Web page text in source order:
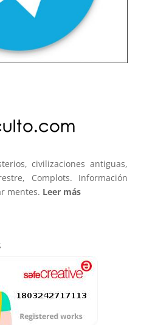
civilizaciones antiguas,
Complots. Información
mentes. Leer más